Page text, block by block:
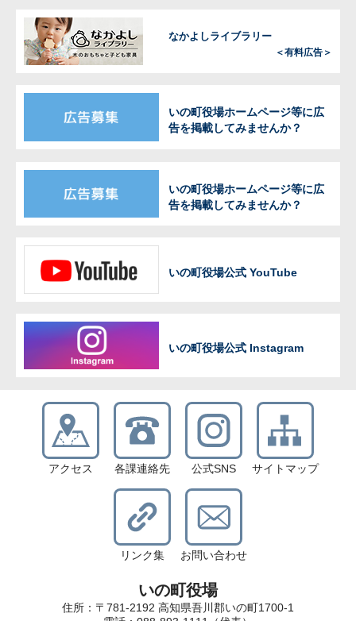
なかよしライブラリー
＜有料広告＞
いの町役場ホームページ等に広
告を掲載してみませんか？
いの町役場ホームページ等に広
告を掲載してみませんか？
いの町役場公式 YouTube
いの町役場公式 Instagram
いの町役場
住所：〒781-2192 高知県吾川郡いの町1700-1
アクセス 各課連絡先 公式SNS サイトマップ
リンク集 お問い合わせ